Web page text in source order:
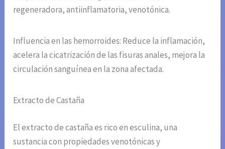
regeneradora, antiinflamatoria, venotónica.
Influencia en las hemorroides: Reduce la inflamación,
acelera la cicatrización de las fisuras anales, mejora la
circulación sanguínea en la zona afectada.
Extracto de Castaña
El extracto de castaña es rico en esculina, una
sustancia con propiedades venotónicas y